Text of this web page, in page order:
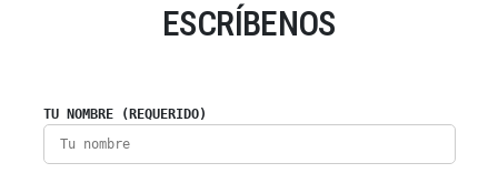
ESCRÍBENOS
TU NOMBRE (REQUERIDO)